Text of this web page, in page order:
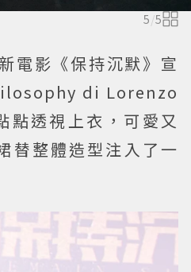
5 /5
電影《保持沉默》宣
di Lorenzo
透視上衣，可愛又
替整體造型注入了一